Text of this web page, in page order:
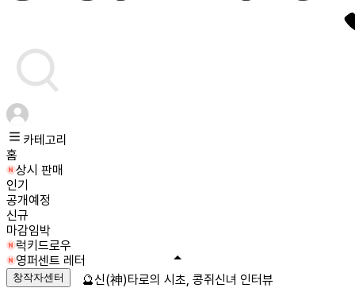
카테고리
홈
상시 판매
인기
공개예정
신규
마감임박
럭키드로우
영퍼센트 레터
창작자센터 🔮신(神)타로의 시초, 콩쥐신녀 인터뷰